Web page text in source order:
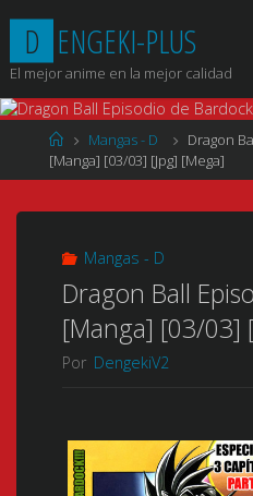
contenido
D ENGEKI-PLUS
El mejor anime en la mejor calidad
Página
de
Inicio
Mangas - D
Dragon
[Manga] [03/03] [Jpg] [Mega]
Mangas - D
Dragon Ball
[Manga] [03/03]
Por DengekiV2